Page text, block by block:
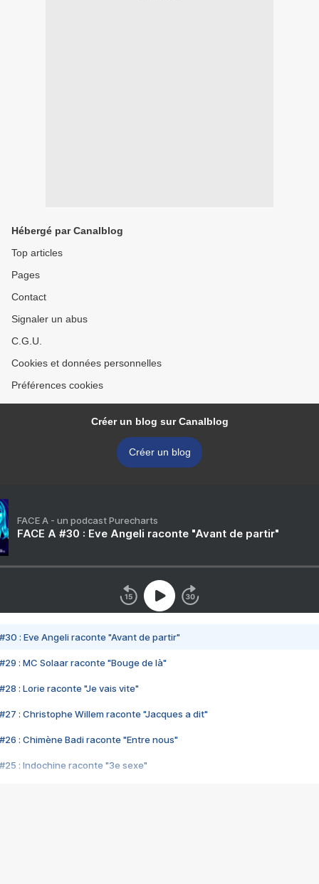
Hébergé par Canalblog
Top articles
Pages
Contact
Signaler un abus
C.G.U.
Cookies et données personnelles
Préférences cookies
Créer un blog sur Canalblog
Créer un blog
FACE A - un podcast Purecharts
FACE A #30 : Eve Angeli raconte "Avant de partir"
#30 : Eve Angeli raconte "Avant de partir"
#29 : MC Solaar raconte "Bouge de là"
#28 : Lorie raconte "Je vais vite"
#27 : Christophe Willem raconte "Jacques a dit"
#26 : Chimène Badi raconte "Entre nous"
#25 : Indochine raconte "3e sexe"